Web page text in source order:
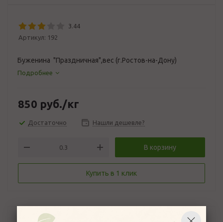
3.44
Артикул: 192
Буженина "Праздничная",вес (г.Ростов-на-Дону)
Подробнее
850 руб./кг
Достаточно Нашли дешевле?
В корзину
Купить в 1 клик